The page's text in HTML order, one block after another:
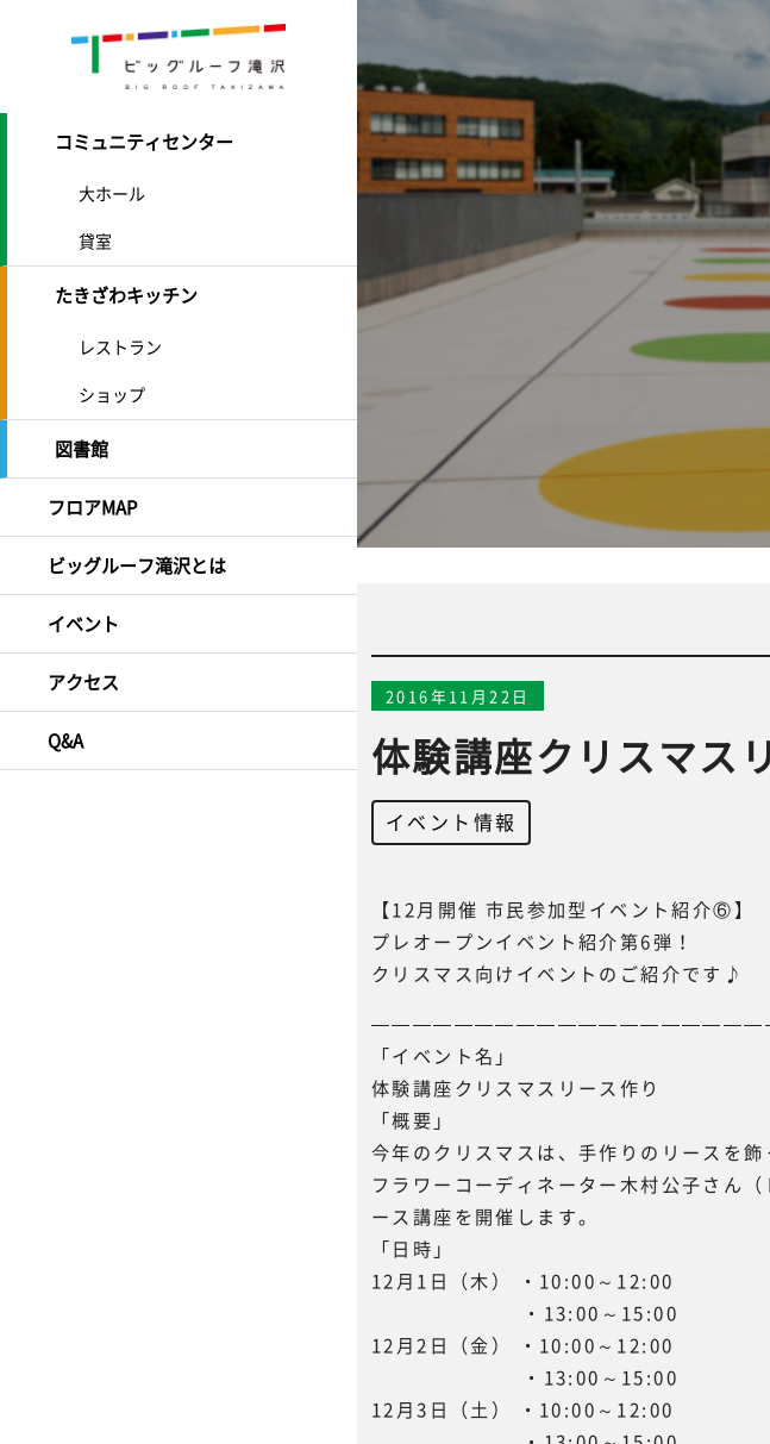
コミュニティセンター
大ホール
貸室
たきざわキッチン
レストラン
ショップ
図書館
フロアMAP
ビッグルーフ滝沢とは
イベント
アクセス
Q&A
2016年11月22日
体験講座クリスマス
イベント情報
【12月開催 市民参加型イベント紹介⑥】
プレオープンイベント紹介第6弾！
クリスマス向けイベントのご紹介です♪
「イベント名」
体験講座クリスマスリース作り
「概要」
今年のクリスマスは、手作りのリースを飾
フラワーコーディネーター木村公子さん
ース講座を開催します。
「日時」
12月1日（木） ・10:00～12:00
・13:00～15:00
12月2日（金） ・10:00～12:00
・13:00～15:00
12月3日（土） ・10:00～12:00